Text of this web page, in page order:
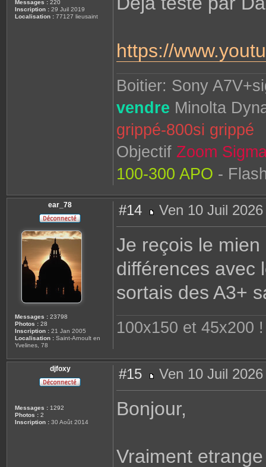
Messages : 220
Inscription : 29 Juil 2019
Localisation : 77127 lieusaint
https://
Boitier: Sony
vendre Minolta
grippé-800si grippé
Objectif Zoom
100-300 APO -
ear_78
Messages : 23798
Photos : 28
Inscription : 21 Jan 2005
Localisation : Saint-Arnoult en
Yvelines, 78
#14
e
a
Ven 10 Juil
Je reçois le
différences avec
sortais des A3+
100x150 et 45x200
djfoxy
Messages : 1292
Photos : 2
Inscription : 30 Août 2014
#15
e
a
Ven 10 Juil
Bonjour,
Vraiment